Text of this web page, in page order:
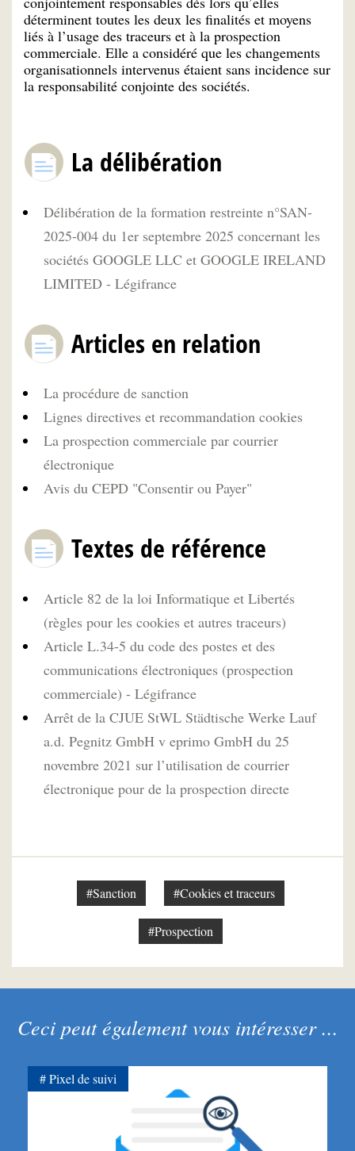
déterminent toutes les deux les finalités et moyens
liés à l’usage des traceurs et à la prospection
commerciale. Elle a considéré que les changements
organisationnels intervenus étaient sans incidence sur
la responsabilité conjointe des sociétés.
La délibération
Délibération de la formation restreinte n°SAN-
2025-004 du 1er septembre 2025 concernant les
sociétés GOOGLE LLC et GOOGLE IRELAND
LIMITED - Légifrance
Articles en relation
La procédure de sanction
Lignes directives et recommandation cookies
La prospection commerciale par courrier
électronique
Avis du CEPD "Consentir ou Payer"
Textes de référence
Article 82 de la loi Informatique et Libertés
(règles pour les cookies et autres traceurs)
Article L.34-5 du code des postes et des
communications électroniques (prospection
commerciale) - Légifrance
Arrêt de la CJUE StWL Städtische Werke Lauf
a.d. Pegnitz GmbH v eprimo GmbH du 25
novembre 2021 sur l’utilisation de courrier
électronique pour de la prospection directe
#Sanction #Cookies et traceurs
#Prospection
Ceci peut également vous intéresser ...
Pixel de suivi